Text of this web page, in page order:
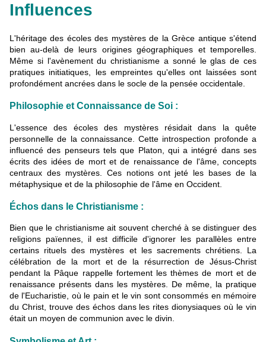
Influences
L'héritage des écoles des mystères de la Grèce antique s'étend
bien au-delà de leurs origines géographiques et temporelles.
Même si l'avènement du christianisme a sonné le glas de ces
pratiques initiatiques, les empreintes qu'elles ont laissées sont
profondément ancrées dans le socle de la pensée occidentale.
Philosophie et Connaissance de Soi :
L'essence des écoles des mystères résidait dans la quête
personnelle de la connaissance. Cette introspection profonde a
influencé des penseurs tels que Platon, qui a intégré dans ses
écrits des idées de mort et de renaissance de l'âme, concepts
centraux des mystères. Ces notions ont jeté les bases de la
métaphysique et de la philosophie de l'âme en Occident.
Échos dans le Christianisme :
Bien que le christianisme ait souvent cherché à se distinguer des
religions païennes, il est difficile d'ignorer les parallèles entre
certains rituels des mystères et les sacrements chrétiens. La
célébration de la mort et de la résurrection de Jésus-Christ
pendant la Pâque rappelle fortement les thèmes de mort et de
renaissance présents dans les mystères. De même, la pratique
de l'Eucharistie, où le pain et le vin sont consommés en mémoire
du Christ, trouve des échos dans les rites dionysiaques où le vin
était un moyen de communion avec le divin.